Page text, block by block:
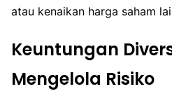
atau kenaikan harga saham
Keuntungan
Mengelola Risiko